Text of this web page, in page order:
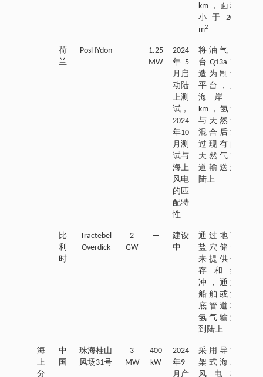
km，面积
小于200
m2
荷
兰
PosHYdon —
1.25
MW
2024
年5
月启
动陆
上测
试，
2024
年10
月测
试与
海上
风电
的匹
配特
性
将油气平
台Q13a改
造为制氢
平台，距
海岸13
km，氢气
与天然气
混合后通
过现有的
天然气管
道输送到
陆上
比
利
时
Tractebel
Overdick
2
GW
—
建设
中
通过地下
盐穴储氢
来提供储
存和缓
冲，通过
船舶或海
底管道将
氢气输送
到陆上
海
上
分
中
国
珠海桂山
风场31号
3
MW
400
kW
2024
年9
月产
采用导管
架式海上
风电机